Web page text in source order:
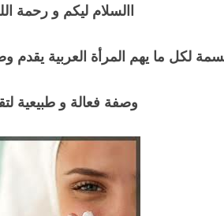
االسلام ليكم و رحمة
لكل ما يهم المرأة العربية يقدم
وصفة فعالة و طبيعية